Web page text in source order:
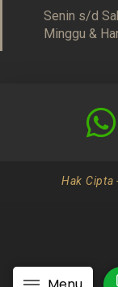
Senin s/d
Minggu &
Hak Cipta